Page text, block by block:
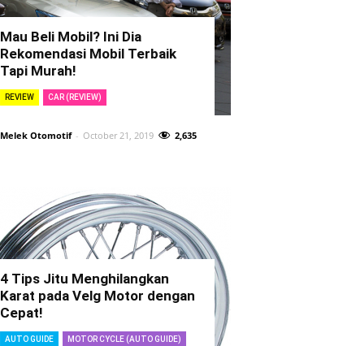
Mau Beli Mobil? Ini Dia
Rekomendasi Mobil Terbaik
Tapi Murah!
REVIEW CAR (REVIEW)
Melek Otomotif - October 21, 2019 2,635
4 Tips Jitu Menghilangkan
Karat pada Velg Motor dengan
Cepat!
AUTO GUIDE MOTOR CYCLE (AUTO GUIDE)